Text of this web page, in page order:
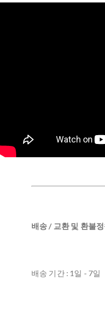
배송 / 교환 및 환불
배송 기간 : 1일 - 7일